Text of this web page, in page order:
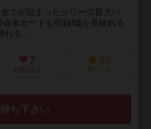
てが詰まったシリーズ最大パ
者カードも収録!噓を見破れる
れる...
7
お気に入り
37
持ってる
ち下さい